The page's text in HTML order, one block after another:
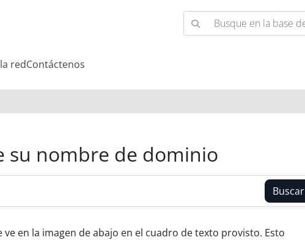
redContáctenos
su nombre de dominio
Buscar
en la imagen de abajo en el cuadro de texto provisto. Esto